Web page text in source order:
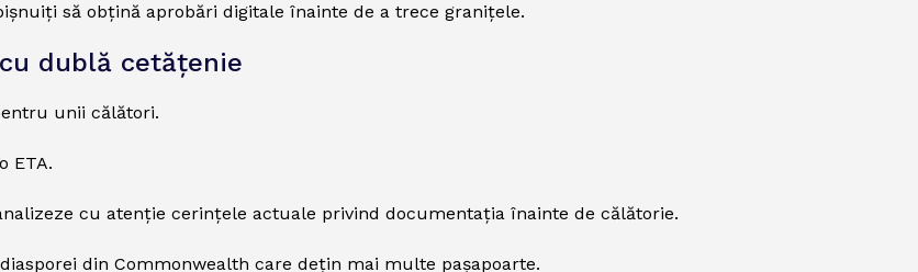
să obțină aprobări digitale înainte de a trece granițele.
dublă cetățenie
unii călători.
ETA.
cu atenție cerințele actuale privind documentația înainte de călătorie.
din Commonwealth care dețin mai multe pașapoarte.